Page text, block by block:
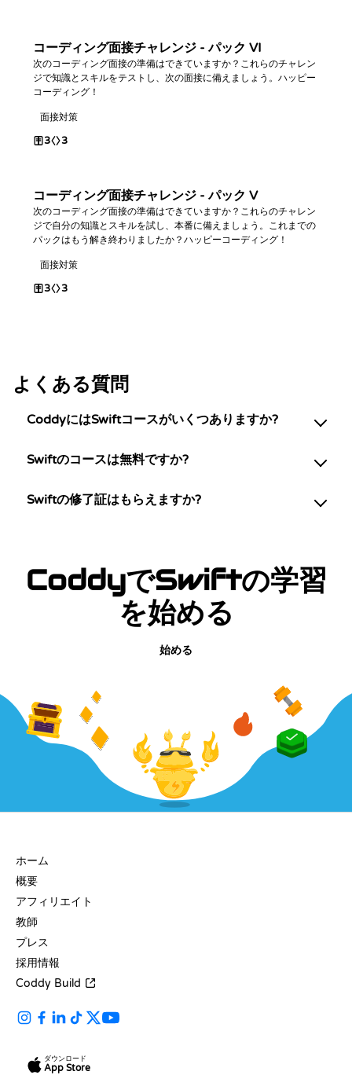
コーディング面接チャレンジ - パック VI
次のコーディング面接の準備はできていますか？これらのチャレン
ジで知識とスキルをテストし、次の面接に備えましょう。ハッピー
コーディング！
面接対策
3 3
コーディング面接チャレンジ - パック V
次のコーディング面接の準備はできていますか？これらのチャレン
ジで自分の知識とスキルを試し、本番に備えましょう。これまでの
パックはもう解き終わりましたか？ハッピーコーディング！
面接対策
3 3
よくある質問
CoddyにはSwiftコースがいくつありますか?
Swiftのコースは無料ですか?
Swiftの修了証はもらえますか?
CoddyでSwiftの学習
を始める
始める
ホーム
概要
アフィリエイト
教師
プレス
採用情報
Coddy Build
ダウンロード
App Store